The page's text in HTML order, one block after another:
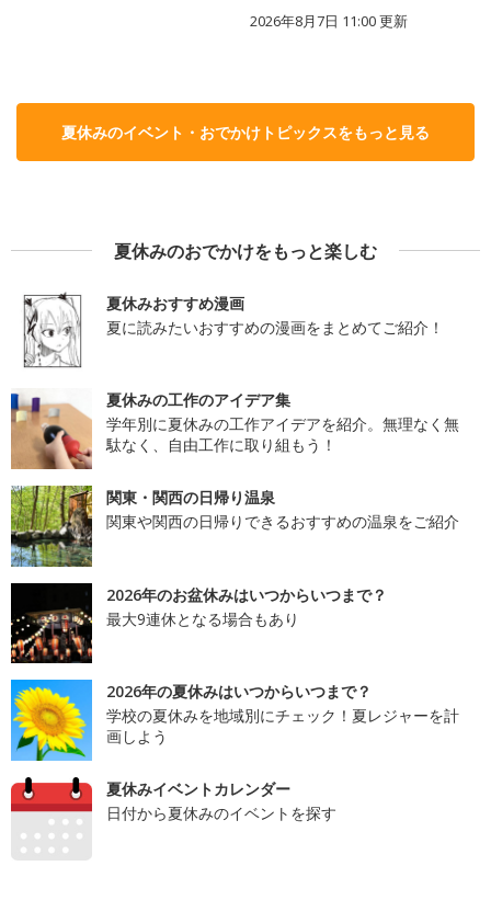
2026年8月7日 11:00更新
夏休みのイベント・おでかけトピックスをもっと見る
夏休みのおでかけをもっと楽しむ
夏休みおすすめ漫画
夏に読みたいおすすめの漫画をまとめてご紹介！
夏休みの工作のアイデア集
学年別に夏休みの工作アイデアを紹介。無理なく無
駄なく、自由工作に取り組もう！
関東・関西の日帰り温泉
関東や関西の日帰りできるおすすめの温泉をご紹介
2026年のお盆休みはいつからいつまで？
最大9連休となる場合もあり
2026年の夏休みはいつからいつまで？
学校の夏休みを地域別にチェック！夏レジャーを計
画しよう
夏休みイベントカレンダー
日付から夏休みのイベントを探す